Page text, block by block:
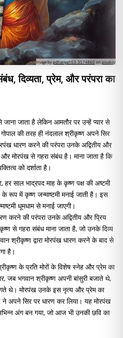
Image bypdhariya103-3574860 onpixabay
दिव्यता, प्रेम, और परंपरा का
जाता है लेकिन आमतौर पर उन्हें प्यार से
की तरह ही नंदलाल श्रीकृष्ण अपने सिर
धारण करने की परंपरा उनके अद्वितीय और
मोरपंख से गहरा संबंध है। माना जाता है कि
को दर्शाता है।
साल भाद्रपद माह के कृष्ण पक्ष की अष्टमी
रूप में कृष्ण जन्माष्टमी मनाई जाती है। इस
धूमधाम से मनाई जाएगी।
करने की परंपरा उनके अद्वितीय और प्रिय
से गहरा संबंध माना जाता है, जो उनके दिव्य
श्रीकृष्ण द्वारा मोरपंख धारण करने के बाद से
है।
के प्रति मोरों के विशेष स्नेह और प्रेम का
जब भगवान श्रीकृष्ण अपनी बांसुरी बजाते थे,
थे। मोरपंख उनके इस नृत्य और प्रेम का
ने अपने सिर पर धारण कर लिया। यह मोरपंख
अंग बन गया, जो आज भी उनकी छवि का